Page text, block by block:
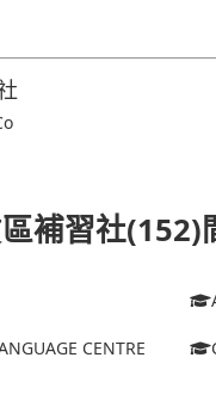
補習社(152)
CENTRE